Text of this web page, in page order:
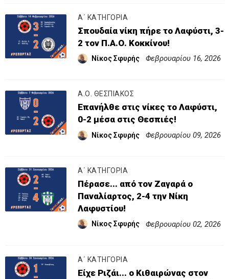
Α΄ ΚΑΤΗΓΟΡΙΑ
Σπουδαία νίκη πήρε το Λαφύστι, 3-
2 τον Π.Α.Ο. Κοκκίνου!
Νίκος Σφυρής Φεβρουαρίου 16, 2026
Α.Ο. ΘΕΣΠΙΑΚΟΣ
Επανήλθε στις νίκες το Λαφύστι,
0-2 μέσα στις Θεσπιές!
Νίκος Σφυρής Φεβρουαρίου 09, 2026
Α΄ ΚΑΤΗΓΟΡΙΑ
Πέρασε... από τον Ζαγαρά ο
Παναλίαρτος, 2-4 την Νίκη
Λαφυστίου!
Νίκος Σφυρής Φεβρουαρίου 02, 2026
Α΄ ΚΑΤΗΓΟΡΙΑ
Είχε Ριζάι... ο Κιθαιρώνας στον